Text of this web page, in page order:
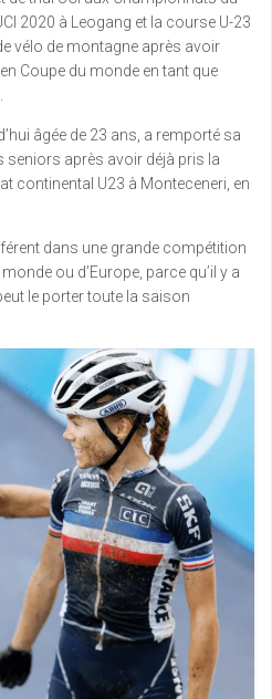
2020 à Leogang et la course U-23
vélo de montagne après avoir
Coupe du monde en tant que
âgée de 23 ans, a remporté sa
seniors après avoir déjà pris la
continental U23 à Monteceneri, en
dans une grande compétition
ou d’Europe, parce qu’il y a
le porter toute la saison